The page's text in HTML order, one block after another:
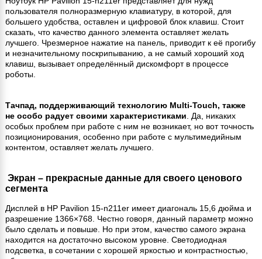
пользователя полноразмерную клавиатуру, в которой, для
большего удобства, оставлен и цифровой блок клавиш. Стоит
сказать, что качество данного элемента оставляет желать
лучшего. Чрезмерное нажатие на панель, приводит к её прогибу
и незначительному поскрипыванию, а не самый хороший ход
клавиш, вызывает определённый дискомфорт в процессе
роботы.
Тачпад, поддерживающий технологию Multi-Touch, также
не особо радует своими характеристиками . Да, никаких
особых проблем при работе с ним не возникает, но вот точность
позиционирования, особенно при работе с мультимедийным
контентом, оставляет желать лучшего.
Экран – прекрасные данные для своего ценового
сегмента
Дисплей в HP Pavilion 15-n211er имеет диагональ 15,6 дюйма и
разрешение 1366×768. Честно говоря, данный параметр можно
было сделать и повыше. Но при этом, качество самого экрана
находится на достаточно высоком уровне. Светодиодная
подсветка, в сочетании с хорошей яркостью и контрастностью,